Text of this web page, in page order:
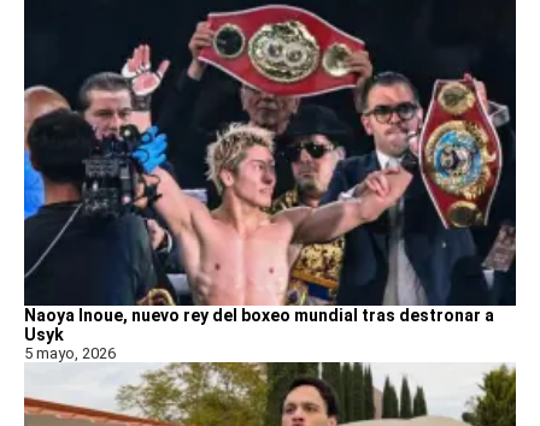
Naoya Inoue, nuevo rey del boxeo mundial tras destronar a
Usyk
5 mayo, 2026